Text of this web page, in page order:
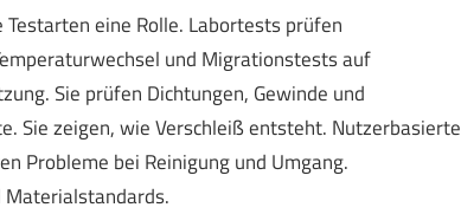
eine Rolle. Labortests prüfen
und Migrationstests auf
Sie prüfen Dichtungen, Gewinde und
Sie zeigen, wie Verschleiß entsteht. Nutzerbasierte
Probleme bei Reinigung und Umgang.
Materialstandards.